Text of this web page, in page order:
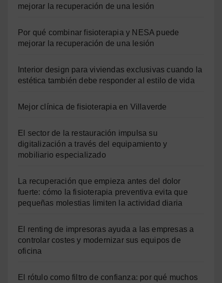
mejorar la recuperación de una lesión
Por qué combinar fisioterapia y NESA puede
mejorar la recuperación de una lesión
Interior design para viviendas exclusivas cuando la
estética también debe responder al estilo de vida
Mejor clínica de fisioterapia en Villaverde
El sector de la restauración impulsa su
digitalización a través del equipamiento y
mobiliario especializado
La recuperación que empieza antes del dolor
fuerte: cómo la fisioterapia preventiva evita que
pequeñas molestias limiten la actividad diaria
El renting de impresoras ayuda a las empresas a
controlar costes y modernizar sus equipos de
oficina
El rótulo como filtro de confianza: por qué muchos